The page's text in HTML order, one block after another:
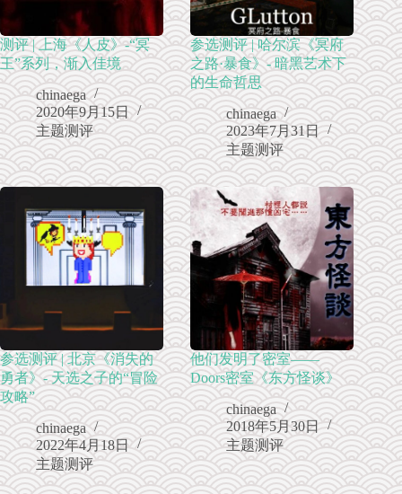
测评 | 上海《人皮》-“冥
王”系列，渐入佳境
chinaega
2020年9月15日
主题测评
参选测评 | 哈尔滨《冥府
之路·暴食》- 暗黑艺术下
的生命哲思
chinaega
2023年7月31日
主题测评
参选测评 | 北京《消失的
勇者》- 天选之子的“冒险
攻略”
chinaega
2022年4月18日
主题测评
他们发明了密室——
Doors密室《东方怪谈》
chinaega
2018年5月30日
主题测评